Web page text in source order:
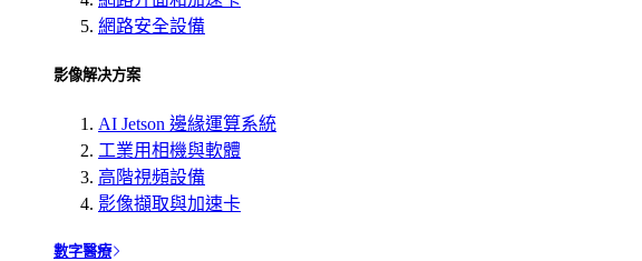
網路安全設備
影像解决方案
AI Jetson 邊緣運算系統
工業用相機與軟體
高階視頻設備
影像擷取與加速卡
數字醫療